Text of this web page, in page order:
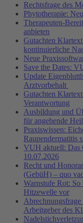
Rechtsfrage des
Phytotherapie:
Therapeuten-
anbieten
Gutachten
kontinuierliche
Neue
Save the Dates:
Update
Arztvorbehalt
Gutachten
Verantwortung
Ausbildung und
für angehende
Praxiswissen:
Raupendermatitis
VUH aktuell: Das
10.07.2026
Recht und
(GebüH) – quo
Warnstufe Rot: So
Hitzewelle vor
Arbeitgeber des